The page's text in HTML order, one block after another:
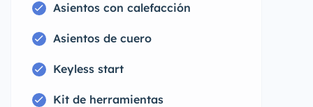
Asientos con calefacción
Asientos de cuero
Keyless start
Kit de herramientas